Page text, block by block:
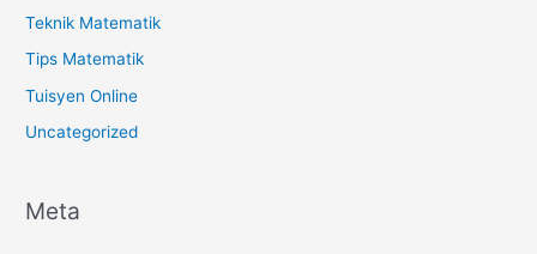
Teknik Matematik
Tips Matematik
Tuisyen Online
Uncategorized
Meta